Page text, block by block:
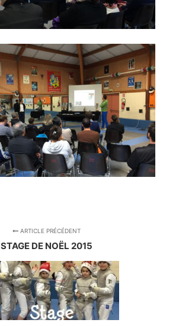
ARTICLE PRÉCÉDENT
STAGE DE NOËL 2015